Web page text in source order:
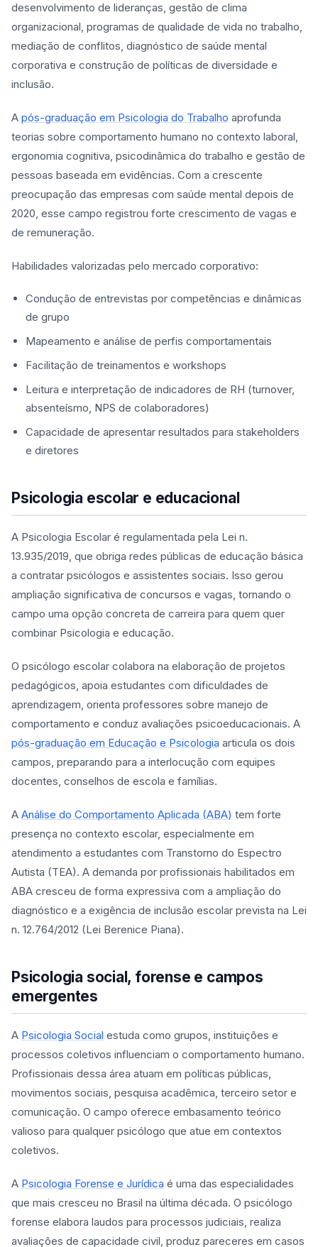
desenvolvimento de lideranças, gestão de clima
organizacional, programas de qualidade de vida no trabalho,
mediação de conflitos, diagnóstico de saúde mental
corporativa e construção de políticas de diversidade e
inclusão.
A pós-graduação em Psicologia do Trabalho aprofunda
teorias sobre comportamento humano no contexto laboral,
ergonomia cognitiva, psicodinâmica do trabalho e gestão de
pessoas baseada em evidências. Com a crescente
preocupação das empresas com saúde mental depois de
2020, esse campo registrou forte crescimento de vagas e
de remuneração.
Habilidades valorizadas pelo mercado corporativo:
Condução de entrevistas por competências e dinâmicas
de grupo
Mapeamento e análise de perfis comportamentais
Facilitação de treinamentos e workshops
Leitura e interpretação de indicadores de RH (turnover,
absenteísmo, NPS de colaboradores)
Capacidade de apresentar resultados para stakeholders
e diretores
Psicologia escolar e educacional
A Psicologia Escolar é regulamentada pela Lei n.
13.935/2019, que obriga redes públicas de educação básica
a contratar psicólogos e assistentes sociais. Isso gerou
ampliação significativa de concursos e vagas, tornando o
campo uma opção concreta de carreira para quem quer
combinar Psicologia e educação.
O psicólogo escolar colabora na elaboração de projetos
pedagógicos, apoia estudantes com dificuldades de
aprendizagem, orienta professores sobre manejo de
comportamento e conduz avaliações psicoeducacionais. A
pós-graduação em Educação e Psicologia articula os dois
campos, preparando para a interlocução com equipes
docentes, conselhos de escola e famílias.
A Análise do Comportamento Aplicada (ABA) tem forte
presença no contexto escolar, especialmente em
atendimento a estudantes com Transtorno do Espectro
Autista (TEA). A demanda por profissionais habilitados em
ABA cresceu de forma expressiva com a ampliação do
diagnóstico e a exigência de inclusão escolar prevista na Lei
n. 12.764/2012 (Lei Berenice Piana).
Psicologia social, forense e campos
emergentes
A Psicologia Social estuda como grupos, instituições e
processos coletivos influenciam o comportamento humano.
Profissionais dessa área atuam em políticas públicas,
movimentos sociais, pesquisa acadêmica, terceiro setor e
comunicação. O campo oferece embasamento teórico
valioso para qualquer psicólogo que atue em contextos
coletivos.
A Psicologia Forense e Jurídica é uma das especialidades
que mais cresceu no Brasil na última década. O psicólogo
forense elabora laudos para processos judiciais, realiza
avaliações de capacidade civil, produz pareceres em casos